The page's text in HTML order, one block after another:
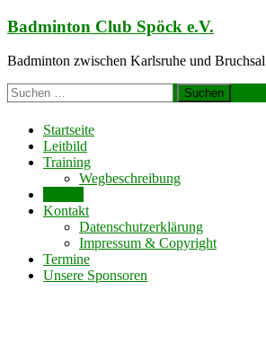
Zum
springen
Badminton Club Spöck e.V.
Badminton zwischen Karlsruhe und Bruchsal
Suchen
nach:
Startseite
Leitbild
Training
Wegbeschreibung
Kontakt
Datenschutzerklärung
Impressum & Copyright
Termine
Unsere Sponsoren